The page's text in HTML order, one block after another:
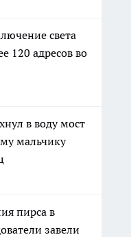
света
120 адресов во
в воду мост
мальчику
пирса в
завели